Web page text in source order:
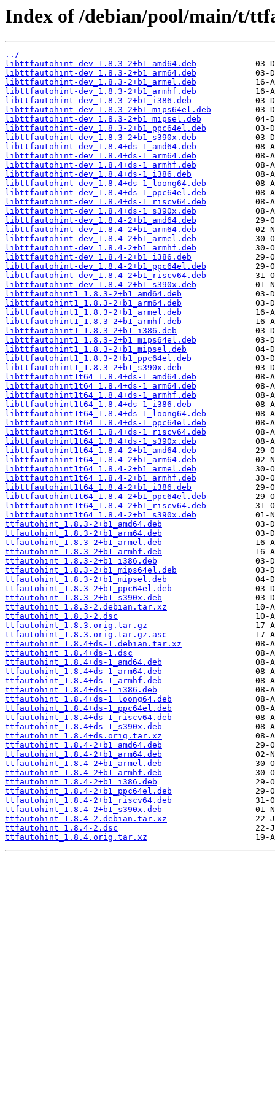
Index of /debian/pool/main/t/
../
libttfautohint-dev_1.8.3-2+b1_amd64.deb
libttfautohint-dev_1.8.3-2+b1_arm64.deb
libttfautohint-dev_1.8.3-2+b1_armel.deb
libttfautohint-dev_1.8.3-2+b1_armhf.deb
libttfautohint-dev_1.8.3-2+b1_i386.deb
libttfautohint-dev_1.8.3-2+b1_mips64el.deb
libttfautohint-dev_1.8.3-2+b1_mipsel.deb
libttfautohint-dev_1.8.3-2+b1_ppc64el.deb
libttfautohint-dev_1.8.3-2+b1_s390x.deb
libttfautohint-dev_1.8.4+ds-1_amd64.deb
libttfautohint-dev_1.8.4+ds-1_arm64.deb
libttfautohint-dev_1.8.4+ds-1_armhf.deb
libttfautohint-dev_1.8.4+ds-1_i386.deb
libttfautohint-dev_1.8.4+ds-1_loong64.deb
libttfautohint-dev_1.8.4+ds-1_ppc64el.deb
libttfautohint-dev_1.8.4+ds-1_riscv64.deb
libttfautohint-dev_1.8.4+ds-1_s390x.deb
libttfautohint-dev_1.8.4-2+b1_amd64.deb
libttfautohint-dev_1.8.4-2+b1_arm64.deb
libttfautohint-dev_1.8.4-2+b1_armel.deb
libttfautohint-dev_1.8.4-2+b1_armhf.deb
libttfautohint-dev_1.8.4-2+b1_i386.deb
libttfautohint-dev_1.8.4-2+b1_ppc64el.deb
libttfautohint-dev_1.8.4-2+b1_riscv64.deb
libttfautohint-dev_1.8.4-2+b1_s390x.deb
libttfautohint1_1.8.3-2+b1_amd64.deb
libttfautohint1_1.8.3-2+b1_arm64.deb
libttfautohint1_1.8.3-2+b1_armel.deb
libttfautohint1_1.8.3-2+b1_armhf.deb
libttfautohint1_1.8.3-2+b1_i386.deb
libttfautohint1_1.8.3-2+b1_mips64el.deb
libttfautohint1_1.8.3-2+b1_mipsel.deb
libttfautohint1_1.8.3-2+b1_ppc64el.deb
libttfautohint1_1.8.3-2+b1_s390x.deb
libttfautohint1t64_1.8.4+ds-1_amd64.deb
libttfautohint1t64_1.8.4+ds-1_arm64.deb
libttfautohint1t64_1.8.4+ds-1_armhf.deb
libttfautohint1t64_1.8.4+ds-1_i386.deb
libttfautohint1t64_1.8.4+ds-1_loong64.deb
libttfautohint1t64_1.8.4+ds-1_ppc64el.deb
libttfautohint1t64_1.8.4+ds-1_riscv64.deb
libttfautohint1t64_1.8.4+ds-1_s390x.deb
libttfautohint1t64_1.8.4-2+b1_amd64.deb
libttfautohint1t64_1.8.4-2+b1_arm64.deb
libttfautohint1t64_1.8.4-2+b1_armel.deb
libttfautohint1t64_1.8.4-2+b1_armhf.deb
libttfautohint1t64_1.8.4-2+b1_i386.deb
libttfautohint1t64_1.8.4-2+b1_ppc64el.deb
libttfautohint1t64_1.8.4-2+b1_riscv64.deb
libttfautohint1t64_1.8.4-2+b1_s390x.deb
ttfautohint_1.8.3-2+b1_amd64.deb
ttfautohint_1.8.3-2+b1_arm64.deb
ttfautohint_1.8.3-2+b1_armel.deb
ttfautohint_1.8.3-2+b1_armhf.deb
ttfautohint_1.8.3-2+b1_i386.deb
ttfautohint_1.8.3-2+b1_mips64el.deb
ttfautohint_1.8.3-2+b1_mipsel.deb
ttfautohint_1.8.3-2+b1_ppc64el.deb
ttfautohint_1.8.3-2+b1_s390x.deb
ttfautohint_1.8.3-2.debian.tar.xz
ttfautohint_1.8.3-2.dsc
ttfautohint_1.8.3.orig.tar.gz
ttfautohint_1.8.3.orig.tar.gz.asc
ttfautohint_1.8.4+ds-1.debian.tar.xz
ttfautohint_1.8.4+ds-1.dsc
ttfautohint_1.8.4+ds-1_amd64.deb
ttfautohint_1.8.4+ds-1_arm64.deb
ttfautohint_1.8.4+ds-1_armhf.deb
ttfautohint_1.8.4+ds-1_i386.deb
ttfautohint_1.8.4+ds-1_loong64.deb
ttfautohint_1.8.4+ds-1_ppc64el.deb
ttfautohint_1.8.4+ds-1_riscv64.deb
ttfautohint_1.8.4+ds-1_s390x.deb
ttfautohint_1.8.4+ds.orig.tar.xz
ttfautohint_1.8.4-2+b1_amd64.deb
ttfautohint_1.8.4-2+b1_arm64.deb
ttfautohint_1.8.4-2+b1_armel.deb
ttfautohint_1.8.4-2+b1_armhf.deb
ttfautohint_1.8.4-2+b1_i386.deb
ttfautohint_1.8.4-2+b1_ppc64el.deb
ttfautohint_1.8.4-2+b1_riscv64.deb
ttfautohint_1.8.4-2+b1_s390x.deb
ttfautohint_1.8.4-2.debian.tar.xz
ttfautohint_1.8.4-2.dsc
ttfautohint_1.8.4.orig.tar.xz